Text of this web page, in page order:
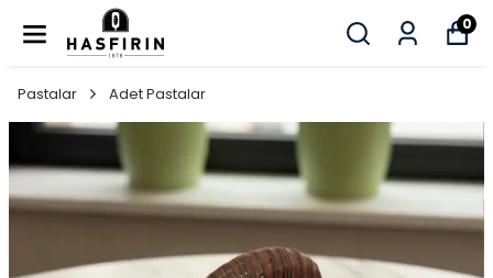
0
Pastalar Adet Pastalar